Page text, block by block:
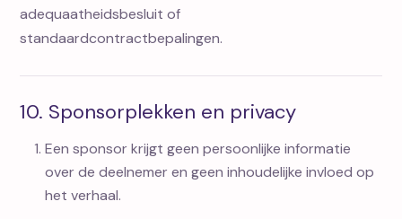
adequaatheidsbesluit of
standaardcontractbepalingen.
10. Sponsorplekken en privacy
Een sponsor krijgt geen persoonlijke informatie
over de deelnemer en geen inhoudelijke invloed op
het verhaal.